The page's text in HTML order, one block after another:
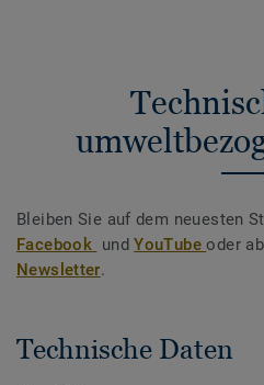
Bleiben Sie auf dem neuesten
Facebook undYouTubeoder
Newsletter.
Technische Daten